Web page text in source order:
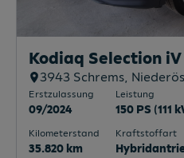
Kodiaq Selection iV
3943 Schrems,
Erstzulassung
09/2024
Leistung
150 PS (111
Kilometerstand
35.820 km
Kraftstoffart